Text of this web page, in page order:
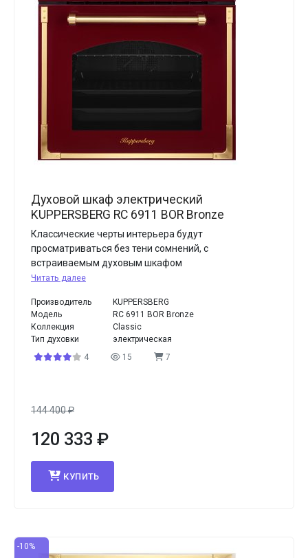
Духовой шкаф электрический
KUPPERSBERG RC 6911 BOR Bronze
Классические черты интерьера будут
просматриваться без тени сомнений, с
встраиваемым духовым шкафом
Читать далее
Производитель
KUPPERSBERG
Модель
RC 6911 BOR Bronze
Коллекция
Classic
Тип духовки
электрическая
4
15 7
144 400₽
120 333 ₽
КУПИТЬ
-10%